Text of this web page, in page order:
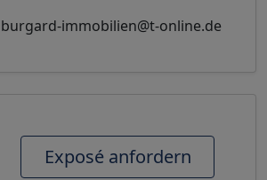
burgard-immobilien@t-online.de
Exposé anfordern